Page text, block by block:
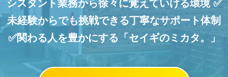
シスタント業務から徐々に覚えていける環境✅
未経験からでも挑戦できる丁寧なサポート体制
✅関わる人を豊かにする「セイギのミカタ。」